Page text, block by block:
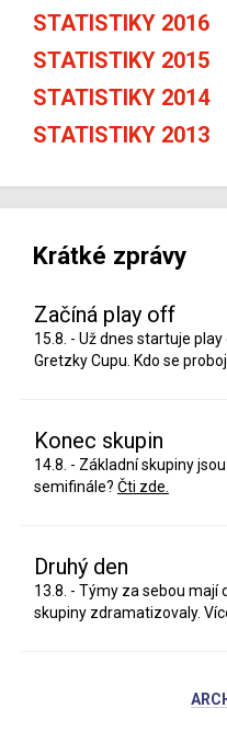
STATISTIKY 2016
STATISTIKY 2015
STATISTIKY 2014
STATISTIKY 2013
Krátké zprávy
Začíná play off
15.8. - Už dnes startuje
Gretzky Cupu. Kdo se
Konec skupin
14.8. - Základní skupiny
semifinále? Čti zde.
Druhý den
13.8. - Týmy za sebou mají
skupiny zdramatizovaly.